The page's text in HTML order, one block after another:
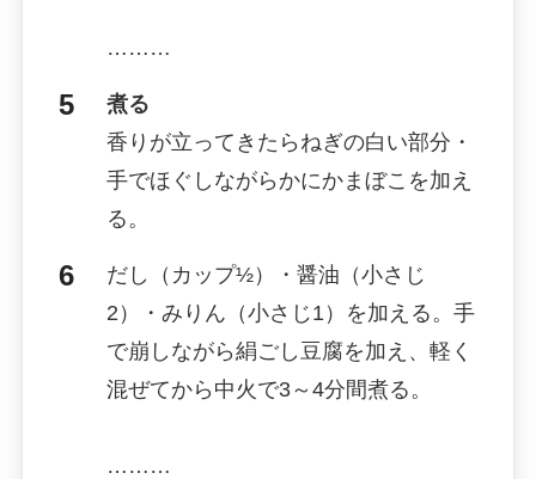
………
煮る
香りが立ってきたらねぎの白い部分・
手でほぐしながらかにかまぼこを加え
る。
だし（カップ½）・醤油（小さじ
2）・みりん（小さじ1）を加える。手
で崩しながら絹ごし豆腐を加え、軽く
混ぜてから中火で3～4分間煮る。
………